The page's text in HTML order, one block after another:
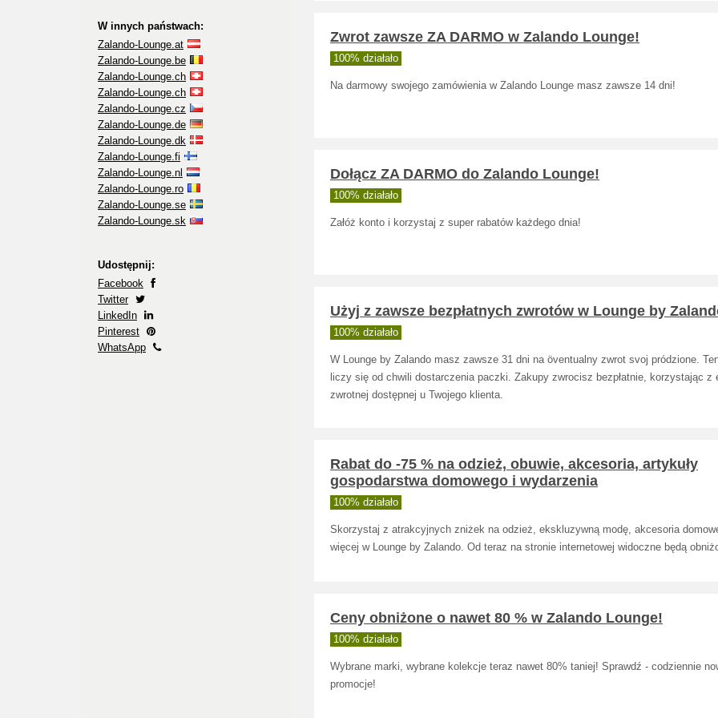
W innych państwach:
Zalando-Lounge.at
Zalando-Lounge.be
Zalando-Lounge.ch
Zalando-Lounge.ch
Zalando-Lounge.cz
Zalando-Lounge.de
Zalando-Lounge.dk
Zalando-Lounge.fi
Zalando-Lounge.nl
Zalando-Lounge.ro
Zalando-Lounge.se
Zalando-Lounge.sk
Udostępnij:
Facebook
Twitter
LinkedIn
Pinterest
WhatsApp
Zwrot zawsze ZA DARMO w Zalando Lounge!
100% działało
Na darmowy swojego zamówienia w Zalando Lounge masz zawsze 14 dni!
Dołącz ZA DARMO do Zalando Lounge!
100% działało
Załóż konto i korzystaj z super rabatów każdego dnia!
Użyj z zawsze bezpłatnych zwrotów w Lounge by
100% działało
W Lounge by Zalando masz zawsze 31 dni na öventualny zwrot svoj pródzione.
liczy się od chwili dostarczenia paczki. Zakupy zwrocisz bezpłatnie, korzystając z
zwrotnej dostępnej u Twojego klienta.
Rabat do -75 % na odzież, obuwie, akcesoria, artykuły
gospodarstwa domowego i wydarzenia
100% działało
Skorzystaj z atrakcyjnych zniżek na odzież, ekskluzywną modę, akcesoria
więcej w Lounge by Zalando. Od teraz na stronie internetowej widoczne będą
Ceny obniżone o nawet 80 % w Zalando Lounge!
100% działało
Wybrane marki, wybrane kolekcje teraz nawet 80% taniej! Sprawdź - codziennie
promocje!